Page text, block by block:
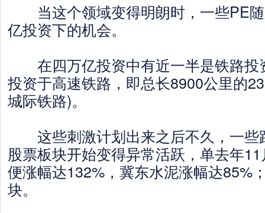
当这个领域变得明朗时，一些PE随
亿投资下的机会。
在四万亿投资中有近一半是铁路投
投资于高速铁路，即总长8900公里的
城际铁路)。
这些刺激计划出来之后不久，一些
股票板块开始变得异常活跃，单去年
便涨幅达132%，冀东水泥涨幅达85%
块。